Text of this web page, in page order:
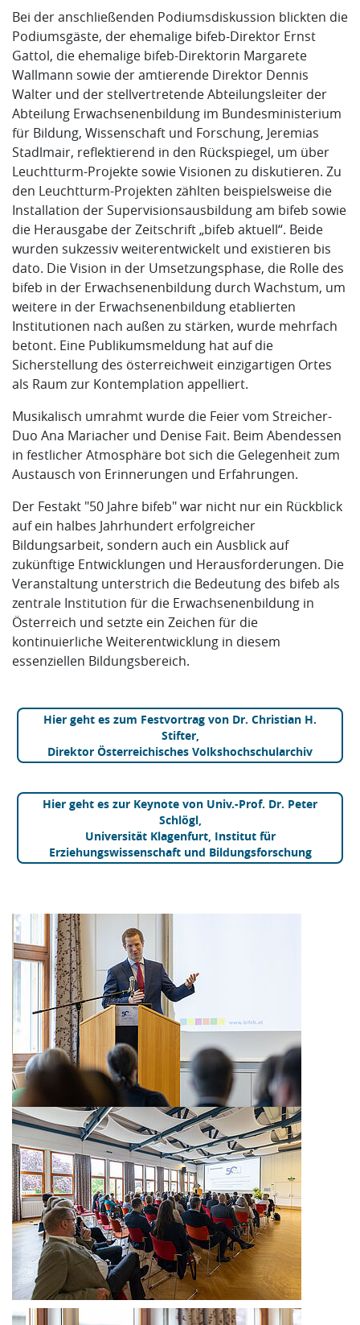
Bei der anschließenden Podiumsdiskussion blickten die
Podiumsgäste, der ehemalige bifeb-Direktor Ernst
Gattol, die ehemalige bifeb-Direktorin Margarete
Wallmann sowie der amtierende Direktor Dennis
Walter und der stellvertretende Abteilungsleiter der
Abteilung Erwachsenenbildung im Bundesministerium
für Bildung, Wissenschaft und Forschung, Jeremias
Stadlmair, reflektierend in den Rückspiegel, um über
Leuchtturm-Projekte sowie Visionen zu diskutieren. Zu
den Leuchtturm-Projekten zählten beispielsweise die
Installation der Supervisionsausbildung am bifeb sowie
die Herausgabe der Zeitschrift „bifeb aktuell“. Beide
wurden sukzessiv weiterentwickelt und existieren bis
dato. Die Vision in der Umsetzungsphase, die Rolle des
bifeb in der Erwachsenenbildung durch Wachstum, um
weitere in der Erwachsenenbildung etablierten
Institutionen nach außen zu stärken, wurde mehrfach
betont. Eine Publikumsmeldung hat auf die
Sicherstellung des österreichweit einzigartigen Ortes
als Raum zur Kontemplation appelliert.
Musikalisch umrahmt wurde die Feier vom Streicher-
Duo Ana Mariacher und Denise Fait. Beim Abendessen
in festlicher Atmosphäre bot sich die Gelegenheit zum
Austausch von Erinnerungen und Erfahrungen.
Der Festakt "50 Jahre bifeb" war nicht nur ein Rückblick
auf ein halbes Jahrhundert erfolgreicher
Bildungsarbeit, sondern auch ein Ausblick auf
zukünftige Entwicklungen und Herausforderungen. Die
Veranstaltung unterstrich die Bedeutung des bifeb als
zentrale Institution für die Erwachsenenbildung in
Österreich und setzte ein Zeichen für die
kontinuierliche Weiterentwicklung in diesem
essenziellen Bildungsbereich.
Hier geht es zum Festvortrag von Dr. Christian H.
Stifter,
Direktor Österreichisches Volkshochschularchiv
Hier geht es zur Keynote von Univ.-Prof. Dr. Peter
Schlögl,
Universität Klagenfurt, Institut für
Erziehungswissenschaft und Bildungsforschung